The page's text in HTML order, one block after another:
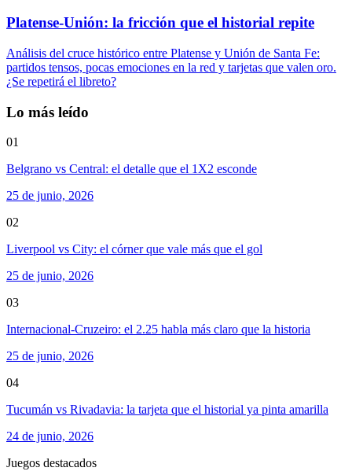
Platense-Unión: la fricción que el historial repite
Análisis del cruce histórico entre Platense y Unión de Santa Fe:
partidos tensos, pocas emociones en la red y tarjetas que valen oro.
¿Se repetirá el libreto?
Lo más leído
01
Belgrano vs Central: el detalle que el 1X2 esconde
25 de junio, 2026
02
Liverpool vs City: el córner que vale más que el gol
25 de junio, 2026
03
Internacional-Cruzeiro: el 2.25 habla más claro que la historia
25 de junio, 2026
04
Tucumán vs Rivadavia: la tarjeta que el historial ya pinta amarilla
24 de junio, 2026
Juegos destacados